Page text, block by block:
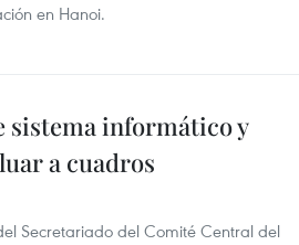
en Hanoi.
informático y
a cuadros
Secretariado del Comité Central del